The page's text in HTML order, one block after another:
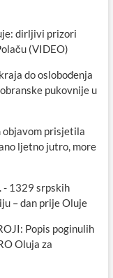
dirljivi prizori
(VIDEO)
do oslobođenja
pukovnije u
objavom prisjetila
ljetno jutro, more
- 1329 srpskih
– dan prije Oluje
Popis poginulih
Oluja za